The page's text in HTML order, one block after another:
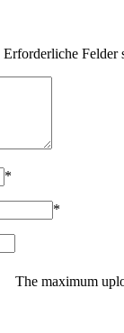
Erforderliche Felder
*
*
The maximum